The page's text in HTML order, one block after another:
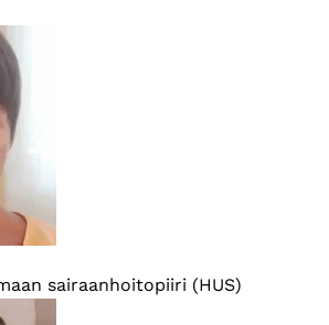
sairaanhoitopiiri (HUS)